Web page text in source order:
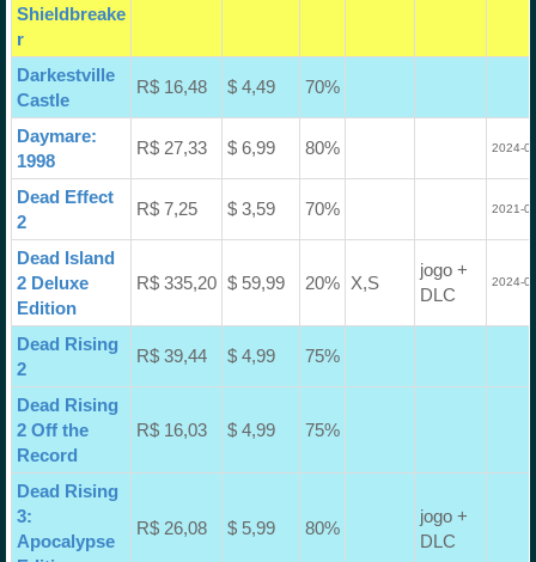
Shieldbreake
r
Darkestville
Castle
R$ 16,48 $ 4,49 70%
Daymare:
1998
R$ 27,33 $ 6,99 80% 2024-
Dead Effect
2
R$ 7,25 $ 3,59 70% 2021-
Dead Island
2 Deluxe
Edition
R$ 335,20 $ 59,99 20% X,S
jogo +
DLC
2024-
Dead Rising
2
R$ 39,44 $ 4,99 75%
Dead Rising
2 Off the
Record
R$ 16,03 $ 4,99 75%
Dead Rising
3:
Apocalypse
R$ 26,08 $ 5,99 80%
jogo +
DLC